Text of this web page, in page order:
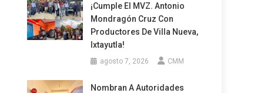
¡Cumple El MVZ. Antonio
Mondragón Cruz Con
Productores De Villa Nueva,
Ixtayutla!
agosto 7, 2026 CMM
Nombran A Autoridades